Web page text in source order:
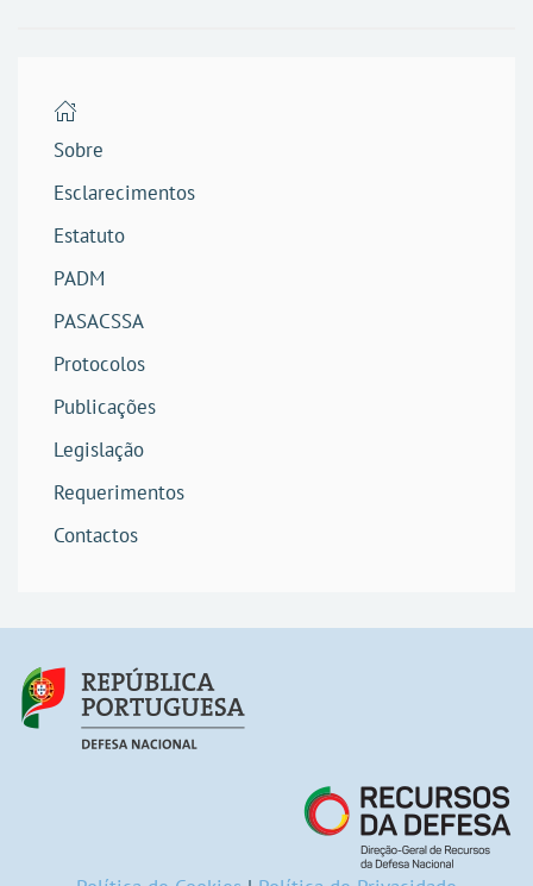
Sobre
Esclarecimentos
Estatuto
PADM
PASACSSA
Protocolos
Publicações
Legislação
Requerimentos
Contactos